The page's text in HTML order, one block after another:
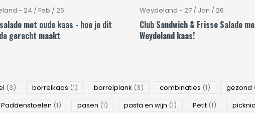
- 24 / Feb / 26
met oude kaas - hoe je dit
gerecht maakt
Weydeland - 27 / Jan / 26
Club Sandwich & Frisse Salade
Weydeland kaas!
(3) borrelkaas (1) borrelplank (3) combinaties (1) gezond
Paddenstoelen (1) pasen (1) pasta en wijn (1) Petit (1)